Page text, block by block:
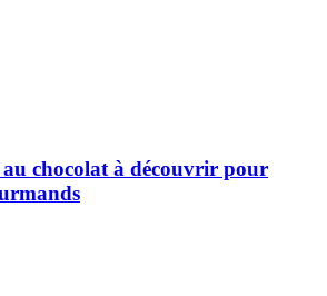
au chocolat à découvrir pour